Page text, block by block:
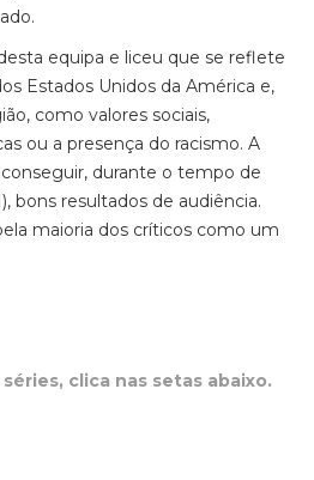
equipa e liceu que se reflete
Estados Unidos da América e,
como valores sociais,
ou a presença do racismo. A
durante o tempo de
bons resultados de audiência.
maioria dos críticos como um
clica nas setas abaixo.